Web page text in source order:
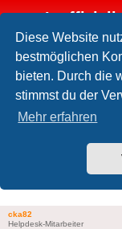
Diese Website
bestmöglichen
bieten. Durch die
stimmst du der
Mehr erfahren
FAQ
Foren-Übersicht
cka82
Helpdesk-Mitarbeiter